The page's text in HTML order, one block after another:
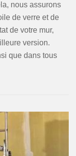
nous assurons
de verre et de
de votre mur,
version.
que dans tous